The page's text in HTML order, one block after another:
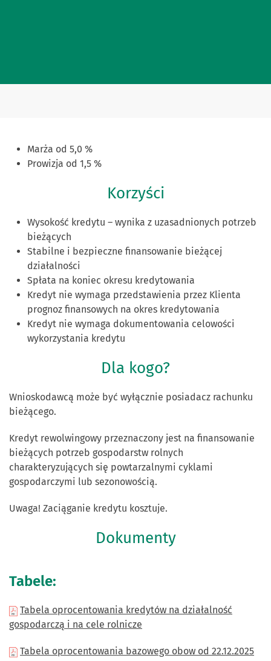
Marża od 5,0 %
Prowizja od 1,5 %
Korzyści
Wysokość kredytu – wynika z uzasadnionych potrzeb
bieżących
Stabilne i bezpieczne finansowanie bieżącej
działalności
Spłata na koniec okresu kredytowania
Kredyt nie wymaga przedstawienia przez Klienta
prognoz finansowych na okres kredytowania
Kredyt nie wymaga dokumentowania celowości
wykorzystania kredytu
Dla kogo?
Wnioskodawcą może być wyłącznie posiadacz rachunku
bieżącego.
Kredyt rewolwingowy przeznaczony jest na finansowanie
bieżących potrzeb gospodarstw rolnych
charakteryzujących się powtarzalnymi cyklami
gospodarczymi lub sezonowością.
Uwaga! Zaciąganie kredytu kosztuje.
Dokumenty
Tabele:
Tabela oprocentowania kredytów na działalność
gospodarczą i na cele rolnicze
Tabela oprocentowania bazowego obow od 22.12.2025